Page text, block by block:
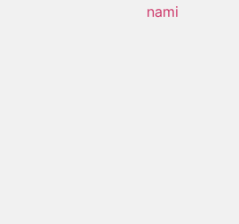
nami